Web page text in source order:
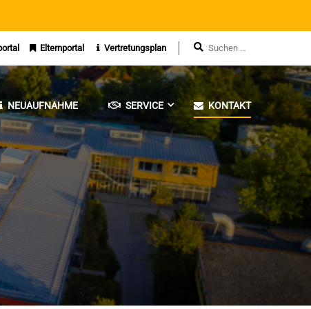
Elternportal Vertretungsplan
NEUAUFNAHME SERVICE KONTAKT